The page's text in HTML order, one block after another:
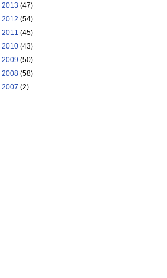
2013 (47)
2012 (54)
2011 (45)
2010 (43)
2009 (50)
2008 (58)
2007 (2)